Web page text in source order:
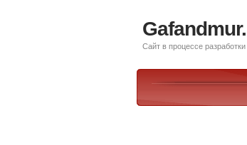
Сайт в процессе разработки